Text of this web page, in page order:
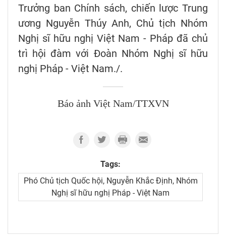
Trưởng ban Chính sách, chiến lược Trung
ương Nguyễn Thúy Anh, Chủ tịch Nhóm
Nghị sĩ hữu nghị Việt Nam - Pháp đã chủ
trì hội đàm với Đoàn Nhóm Nghị sĩ hữu
nghị Pháp - Việt Nam./.
Báo ảnh Việt Nam/TTXVN
Tags:
Phó Chủ tịch Quốc hội, Nguyễn Khắc Định, Nhóm
Nghị sĩ hữu nghị Pháp - Việt Nam